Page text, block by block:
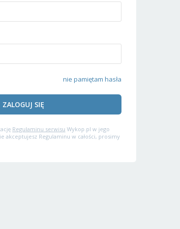
nie pamiętam hasła
ZALOGUJ SIĘ
Regulaminu serwisu Wykop.pl w jego
akceptujesz Regulaminu w całości, prosimy